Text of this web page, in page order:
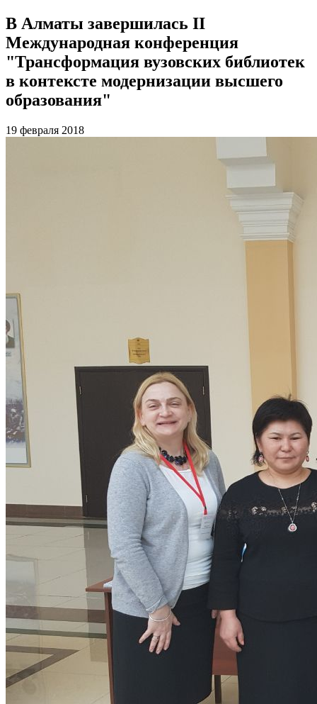
В Алматы завершилась II
Международная конференция
"Трансформация вузовских библиотек
в контексте модернизации высшего
образования"
19 февраля 2018